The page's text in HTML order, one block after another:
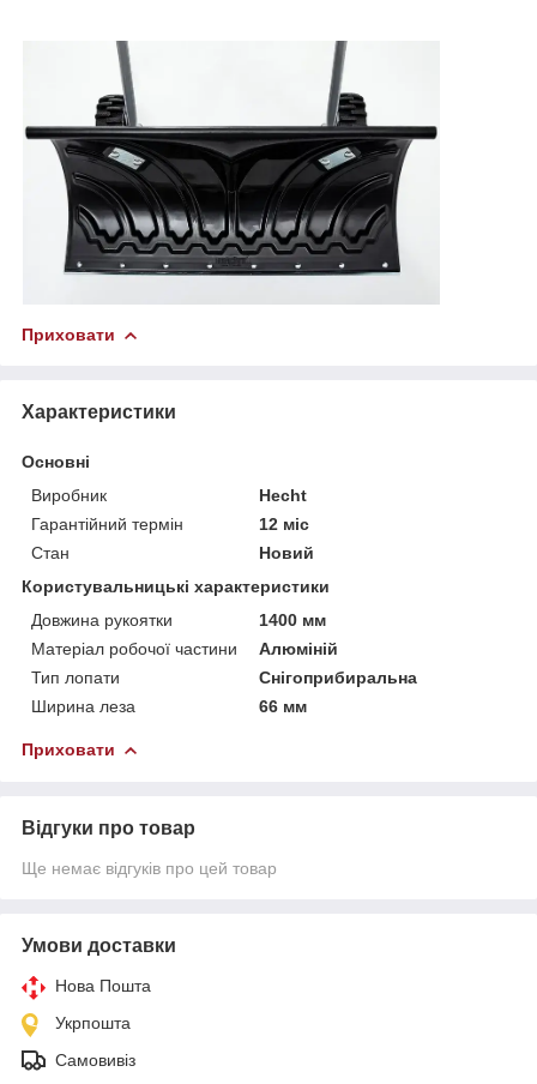
Приховати
Характеристики
Основні
Виробник
Hecht
Гарантійний термін
12 міс
Стан
Новий
Користувальницькі характеристики
Довжина рукоятки
1400 мм
Матеріал робочої частини
Алюміній
Тип лопати
Снігоприбиральна
Ширина леза
66 мм
Приховати
Відгуки про товар
Ще немає відгуків про цей товар
Умови доставки
Нова Пошта
Укрпошта
Самовивіз